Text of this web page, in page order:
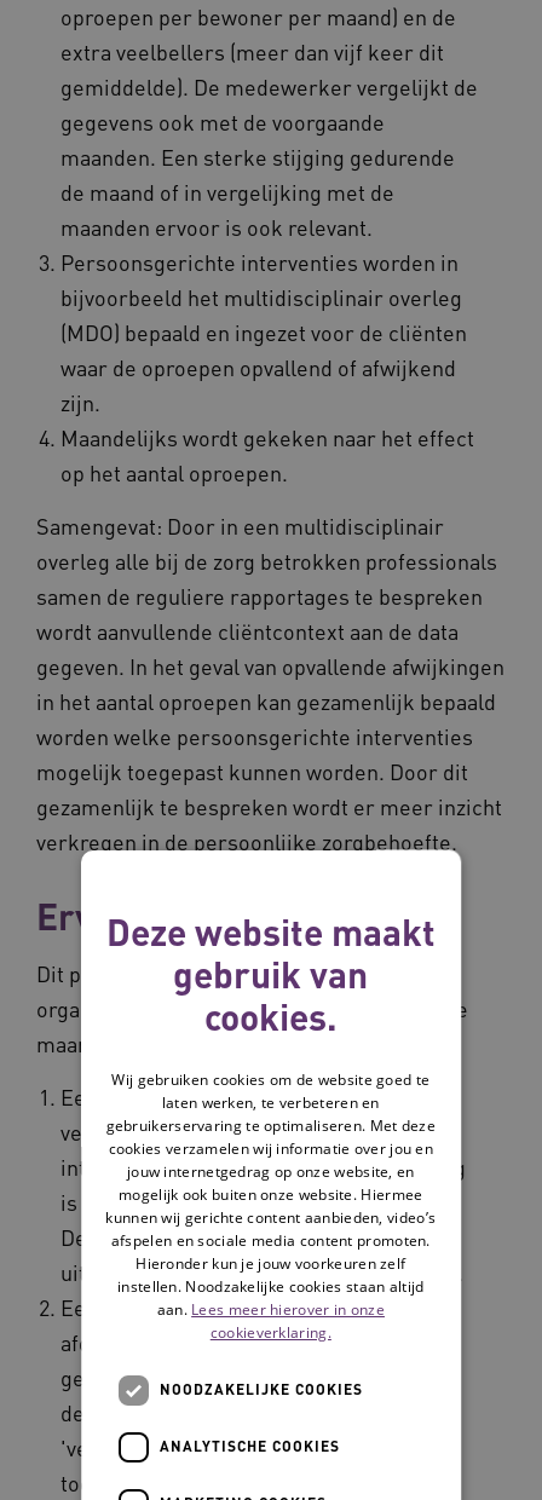
oproepen per bewoner per maand) en de
extra veelbellers (meer dan vijf keer dit
gemiddelde). De medewerker vergelijkt de
gegevens ook met de voorgaande
maanden. Een sterke stijging gedurende
de maand of in vergelijking met de
maanden ervoor is ook relevant.
Persoonsgerichte interventies worden in
bijvoorbeeld het multidisciplinair overleg
(MDO) bepaald en ingezet voor de cliënten
waar de oproepen opvallend of afwijkend
zijn.
Maandelijks wordt gekeken naar het effect
op het aantal oproepen.
Samengevat: Door in een multidisciplinair
overleg alle bij de zorg betrokken professionals
samen de reguliere rapportages te bespreken
wordt aanvullende cliëntcontext aan de data
gegeven. In het geval van opvallende afwijkingen
in het aantal oproepen kan gezamenlijk bepaald
worden welke persoonsgerichte interventies
mogelijk toegepast kunnen worden. Door dit
gezamenlijk te bespreken wordt er meer inzicht
verkregen in de persoonlijke zorgbehoefte.
Ervaringen
Dit proces is bij één afdeling van elke
organisatie uitgevoerd gedurende circa twee
maanden.
Een eerste ervaring hierbij is dat het
verkrijgen van goed en snel te
interpreteren uitdraaien uit het VOS lastig
is gebleken met verschillende systemen.
De juiste gegevens snel interpreteerbaar
uit de systemen halen kostte veel moeite.
Een tweede ervaring: Op de somatische
afdelingen wonen ook cliënten met
gevorderde dementie. Bij hen kunnen
deursensoren (magneetcontacten) voor
'verlaten kamermelding' worden
toegepast. Deze kunnen veel meldingen
Deze website maakt
gebruik van
cookies.
Wij gebruiken cookies om de website goed te
laten werken, te verbeteren en
gebruikerservaring te optimaliseren. Met deze
cookies verzamelen wij informatie over jou en
jouw internetgedrag op onze website, en
mogelijk ook buiten onze website. Hiermee
kunnen wij gerichte content aanbieden, video’s
afspelen en sociale media content promoten.
Hieronder kun je jouw voorkeuren zelf
instellen. Noodzakelijke cookies staan altijd
aan. Lees meer hierover in onze
cookieverklaring.
NOODZAKELIJKE COOKIES
ANALYTISCHE COOKIES